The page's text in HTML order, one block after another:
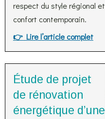
respect du style régional et
confort contemporain.
👉 Lire l’article complet
Étude de projet
de rénovation
énergétique d’une